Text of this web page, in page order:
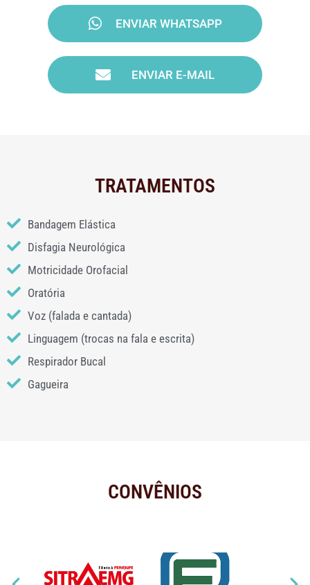
ENVIAR WHATSAPP
ENVIAR E-MAIL
TRATAMENTOS
Bandagem Elástica
Disfagia Neurológica
Motricidade Orofacial
Oratória
Voz (falada e cantada)
Linguagem (trocas na fala e escrita)
Respirador Bucal
Gagueira
CONVÊNIOS